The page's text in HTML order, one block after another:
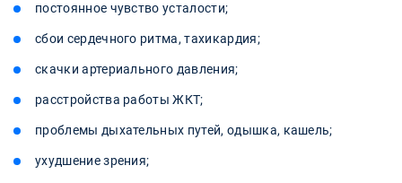
постоянное чувство усталости;
сбои сердечного ритма, тахикардия;
скачки артериального давления;
расстройства работы ЖКТ;
проблемы дыхательных путей, одышка, кашель;
ухудшение зрения;